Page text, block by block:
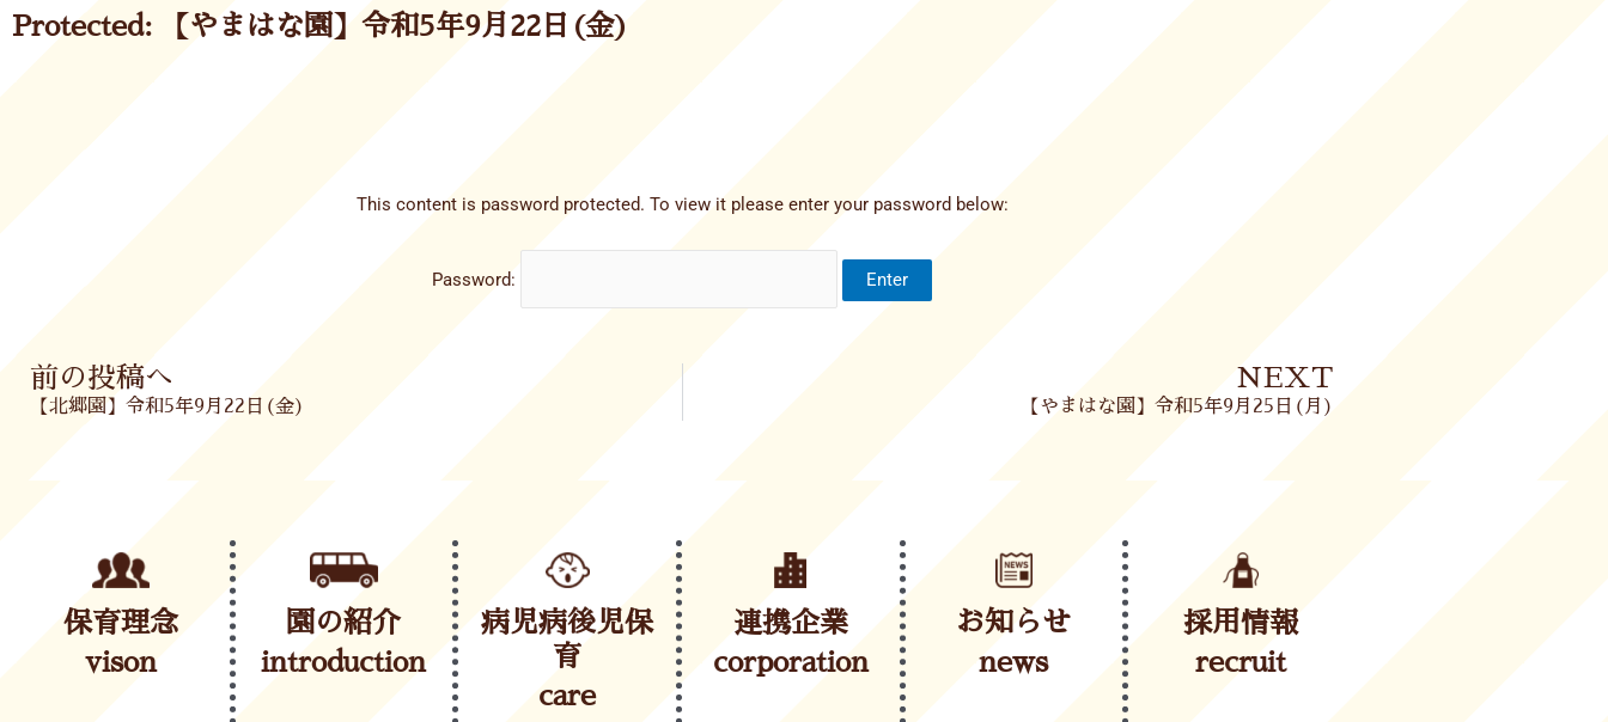
Protected: 【やまはな園】令和5年9月22日(金)
This content is password protected. To view it please enter your password below:
Password:
Prev
前の投稿へ
【北郷園】令和5年9月22日(金)
NEXT
【やまはな園】令和5年9月25日(月)
保育理念
vison
園の紹介
introduction
病児病後児保
育
care
連携企業
corporation
お知らせ
news
採用情報
recruit